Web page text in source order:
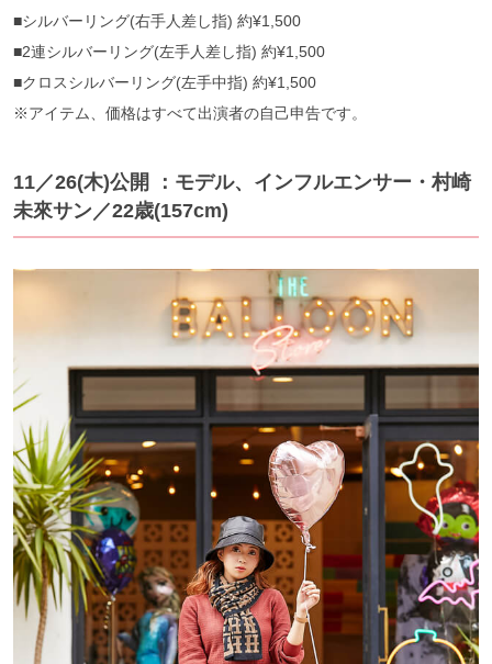
■シルバーリング(右手人差し指) 約¥1,500
■2連シルバーリング(左手人差し指) 約¥1,500
■クロスシルバーリング(左手中指) 約¥1,500
※アイテム、価格はすべて出演者の自己申告です。
11／26(木)公開 ：モデル、インフルエンサー・村崎
未來サン／22歳(157cm)